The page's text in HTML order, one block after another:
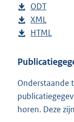
o
w
n
o
d
p
u
e
s
t
n
s
g
r
D
o
w
l
a
d
p
ODT
s
a
d
s
g
D
o
n
o
a
d
XML
e
t
n
d
s
D
w
l
o
a
HTML
s
a
n
d
Onderstaande
horen. Deze